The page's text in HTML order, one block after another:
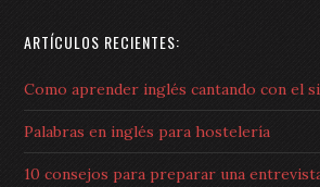
ARTÍCULOS RECIENTES:
Como aprender inglés cantando con el
Palabras en inglés para hostelería
10 consejos para preparar una